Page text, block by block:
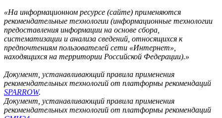
«На информационном ресурсе (сайте) применяются
рекомендательные технологии (информационные технологии
предоставления информации на основе сбора,
систематизации и анализа сведений, относящихся к
предпочтениям пользователей сети «Интернет»,
находящихся на территории Российской Федерации).»
Документ, устанавливающий правила применения
рекомендательных технологий от платформы рекомендаций
SPARROW.
Документ, устанавливающий правила применения
рекомендательных технологий от платформы рекомендаций